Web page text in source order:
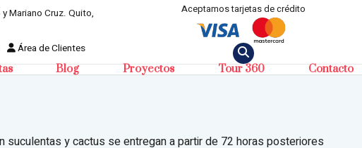
Mariano Cruz. Quito,
Área de Clientes
Aceptamos tarjetas de crédito
Blog Proyectos Tour 360 Contacto
y cactus se entregan a partir de 72 horas posteriores